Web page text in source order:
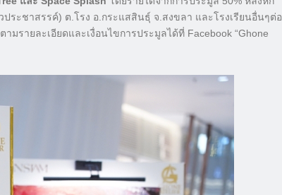
ระชาสรรค์) ต.โรง อ.กระแสสินธุ์ จ.สงขลา และโรงเรียนอื่นๆต่อ
รายละเอียดและเงื่อนไขการประมูลได้ที่ Facebook “Ghone